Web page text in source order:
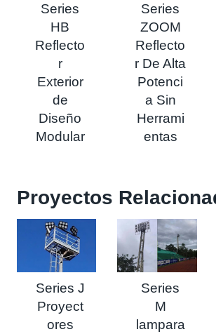
Series
HB
Reflecto
r
Exterior
de
Diseño
Modular
Series
ZOOM
Reflecto
r De Alta
Potenci
a Sin
Herrami
entas
Proyectos
Series J
Proyect
ores
Series
M
lampara